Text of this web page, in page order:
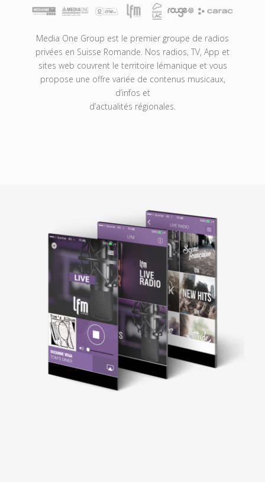
Media One Group est le premier groupe de radios
privées en Suisse Romande. Nos radios, TV, App et
sites web couvrent le territoire lémanique et vous
propose une offre variée de contenus musicaux,
d’infos et
d’actualités régionales.